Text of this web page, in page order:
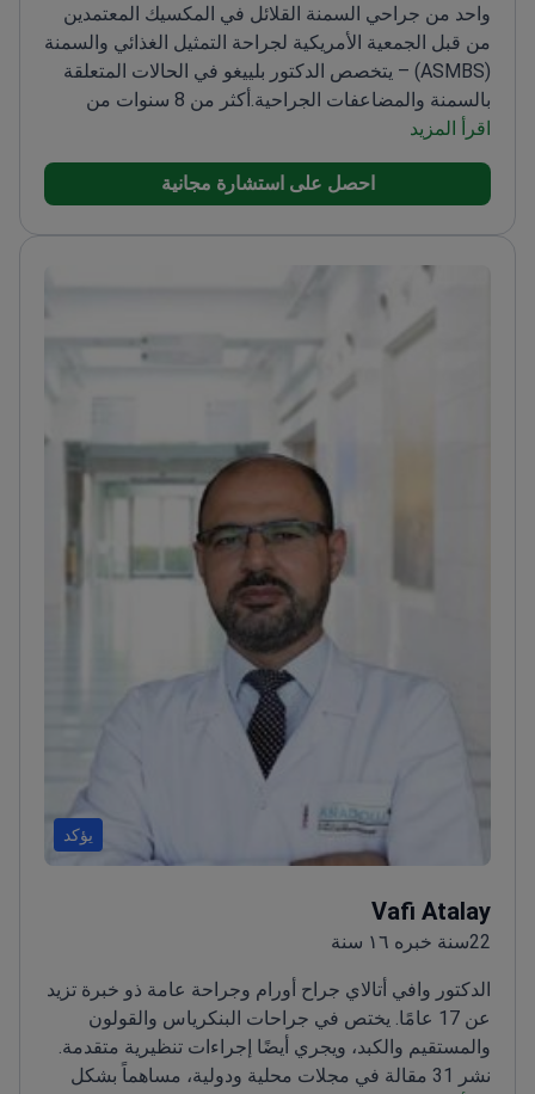
واحد من جراحي السمنة القلائل في المكسيك المعتمدين
من قبل الجمعية الأمريكية لجراحة التمثيل الغذائي والسمنة
(ASMBS) – يتخصص الدكتور بلييغو في الحالات المتعلقة
بالسمنة والمضاعفات الجراحية.
أكثر من 8 سنوات من
الخبرة في جراحة السمنة والتمثيل الغذائي
المجلس المكسيكي لجراحة السمنة والكلية المكسيكية
يقدم حلولاً مخصصة لارتجاع المريء
الشخصية مع تأكيد قوي على التواصل مع المريض
اقرأ المزيد
احصل على استشارة مجانية
يؤكد
Vafi Atalay
22سنة خبره ١٦ سنة
الدكتور وافي أتالاي جراح أورام وجراحة عامة ذو خبرة تزيد
عن 17 عامًا. يختص في جراحات البنكرياس والقولون
والمستقيم والكبد، ويجري أيضًا إجراءات تنظيرية متقدمة.
نشر 31 مقالة في مجلات محلية ودولية، مساهماً بشكل